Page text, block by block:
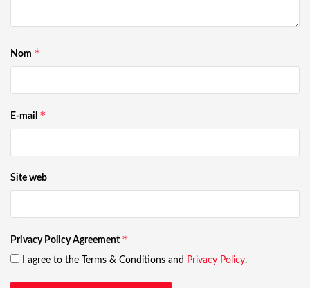
Nom *
E-mail *
Site web
Privacy Policy Agreement *
I agree to the Terms & Conditions and Privacy Policy.